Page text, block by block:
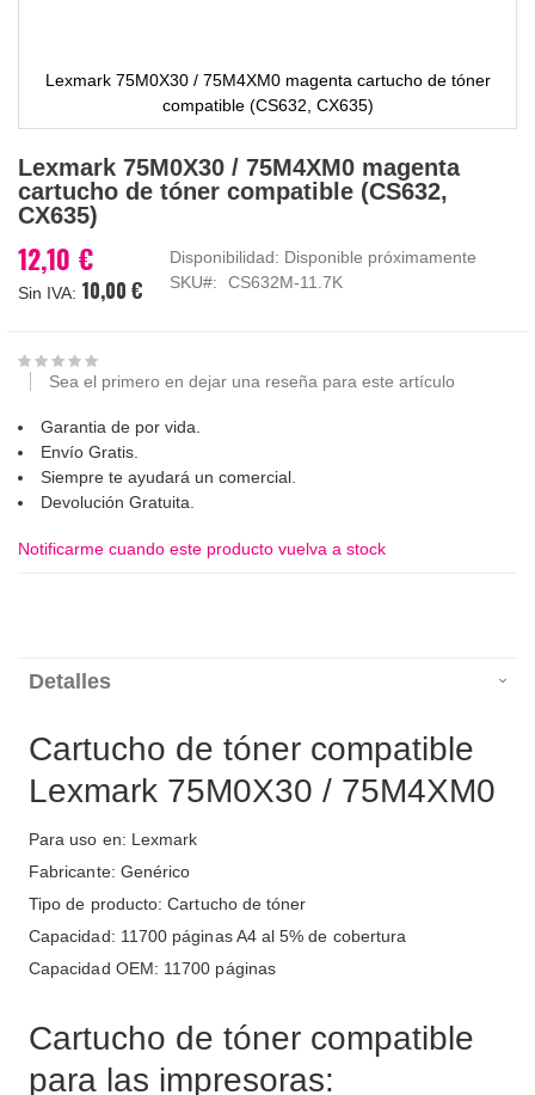
Lexmark 75M0X30 / 75M4XM0 magenta cartucho de tóner
compatible (CS632, CX635)
comienzo
de
galería
de
Lexmark 75M0X30 / 75M4XM0 magenta
cartucho de tóner compatible (CS632,
CX635)
12,10 €
10,00 €
Disponibilidad: Disponible próximamente
SKU
CS632M-11.7K
Sea el primero en dejar una reseña para este artículo
Garantia de por vida.
Envío Gratis.
Siempre te ayudará un comercial.
Devolución Gratuita.
Notificarme cuando este producto vuelva a stock
Detalles
Cartucho de tóner compatible
Lexmark 75M0X30 / 75M4XM0
Para uso en: Lexmark
Fabricante: Genérico
Tipo de producto: Cartucho de tóner
Capacidad: 11700 páginas A4 al 5% de cobertura
Capacidad OEM: 11700 páginas
Cartucho de tóner compatible
para las impresoras: